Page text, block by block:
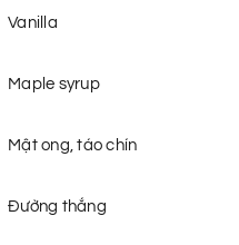
Vanilla
Maple syrup
Mật ong, táo chín
Đường thắng